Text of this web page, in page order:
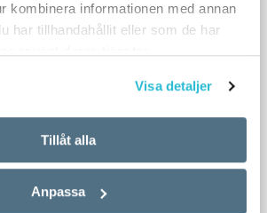
kombinera informationen med annan
har tillhandahållit eller som de har
Visa detaljer
Tillåt alla
Anpassa